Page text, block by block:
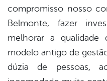
compromisso nosso
Belmonte, fazer
melhorar a qualidade
modelo antigo de
dúzia de pessoas,